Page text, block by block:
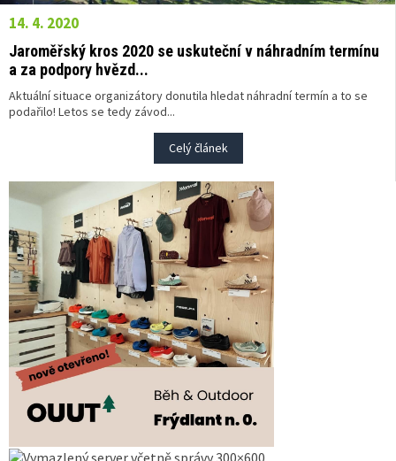
14. 4. 2020
Jaroměřský kros 2020 se uskuteční v náhradním termínu
a za podpory hvězd...
Aktuální situace organizátory donutila hledat náhradní termín a to se
podařilo! Letos se tedy závod...
Celý článek